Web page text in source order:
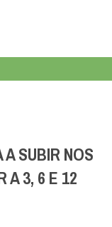
SUBIR NOS
A 3, 6 E 12